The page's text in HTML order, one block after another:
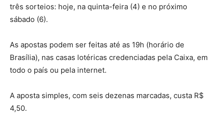
três sorteios: hoje, na quinta-feira (4) e no próximo
sábado (6).
As apostas podem ser feitas até as 19h (horário de
Brasília), nas casas lotéricas credenciadas pela Caixa, em
todo o país ou pela internet.
A aposta simples, com seis dezenas marcadas, custa R$
4,50.